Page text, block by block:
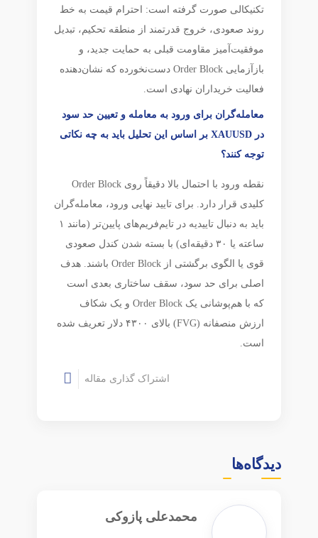
تکنیکالی صورت گرفته است: احترام قیمت به خط
روند صعودی، خروج قدرتمند از منطقه تحکیم، تبدیل
موفقیت‌آمیز مقاومت قبلی به حمایت جدید، و
بازآزمایی Order Block دست‌نخورده که نشان‌دهنده
فعالیت خریداران نهادی است.
معامله‌گران برای ورود به معامله و تعیین حد سود
در XAUUSD بر اساس این تحلیل باید به چه نکاتی
توجه کنند؟
نقطه ورود با احتمال بالا دقیقاً روی Order Block
کلیدی قرار دارد. برای تایید نهایی ورود، معامله‌گران
باید به دنبال تاییدیه در تایم‌فریم‌های پایین‌تر (مانند ۱
ساعته یا ۳۰ دقیقه‌ای) با بسته شدن کندل صعودی
قوی یا الگوی برگشتی از Order Block باشند. هدف
اصلی برای حد سود، سقف ساختاری بعدی است
که با هم‌پوشانی یک Order Block و یک شکاف
ارزش منصفانه (FVG) بالای ۴۳۰۰ دلار تعریف شده
است.
اشتراک گذاری مقاله
دیدگاه‌ها
محمدعلی پازوکی